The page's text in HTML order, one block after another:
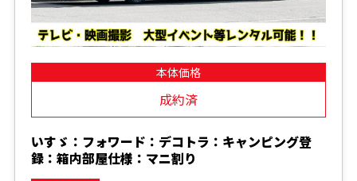
本体価格
成約済
いすゞ：フォワード：デコトラ：キャンピング登
録：箱内部屋仕様：マニ割り